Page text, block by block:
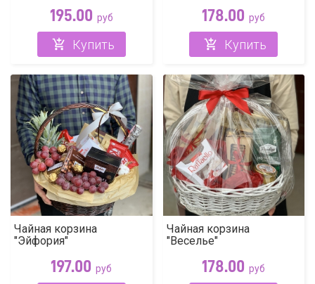
195.00 руб
Купить
178.00руб
Купить
Чайная корзина
"Эйфория"
197.00руб
Чайная корзина
"Веселье"
178.00руб